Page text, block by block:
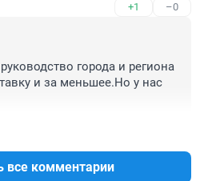
вначале Хоценко
все перерасчитать, а затем
каждый день
много) не в силах это
подтверждения
что мерзли -не чем...
+1 –0
города и региона
и за меньшее.Но у нас
все комментарии